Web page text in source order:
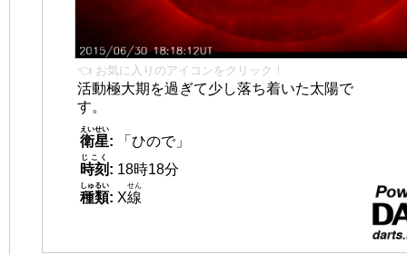
👈 お気に入りのアイコンをクリック！
活動極大期を過ぎて少し落ち着いた太陽で
す。
衛星
えいせい
:
「ひので」
時刻
じこく
: 18時18分
種類
しゅるい
: X線
せん